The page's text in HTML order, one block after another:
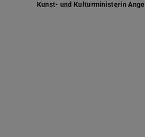
Kunst- und Kulturministerin